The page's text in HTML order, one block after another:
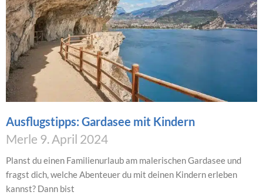
Ausflugstipps: Gardasee mit Kindern
Merle 9. April 2024
Planst du einen Familienurlaub am malerischen Gardasee und
fragst dich, welche Abenteuer du mit deinen Kindern erleben
kannst? Dann bist